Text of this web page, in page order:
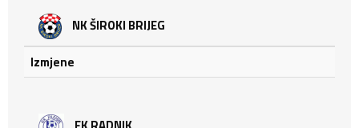
NK ŠIROKI BRIJEG
Izmjene